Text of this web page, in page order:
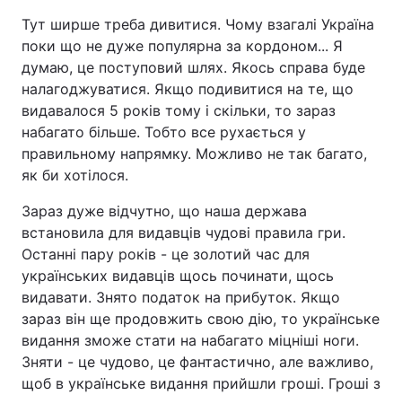
Тут ширше треба дивитися. Чому взагалі Україна
поки що не дуже популярна за кордоном... Я
думаю, це поступовий шлях. Якось справа буде
налагоджуватися. Якщо подивитися на те, що
видавалося 5 років тому і скільки, то зараз
набагато більше. Тобто все рухається у
правильному напрямку. Можливо не так багато,
як би хотілося.
Зараз дуже відчутно, що наша держава
встановила для видавців чудові правила гри.
Останні пару років - це золотий час для
українських видавців щось починати, щось
видавати. Знято податок на прибуток. Якщо
зараз він ще продовжить свою дію, то українське
видання зможе стати на набагато міцніші ноги.
Зняти - це чудово, це фантастично, але важливо,
щоб в українське видання прийшли гроші. Гроші з